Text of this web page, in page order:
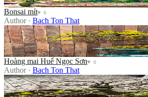
Bonsai mít♥ 0
Author· Bach Ton That
Hoàng mai Huế Ngọc Sơn
Hoàng mai Huế Ngọc Sơn♥ 0
Author· Bach Ton That
Mai bonsai